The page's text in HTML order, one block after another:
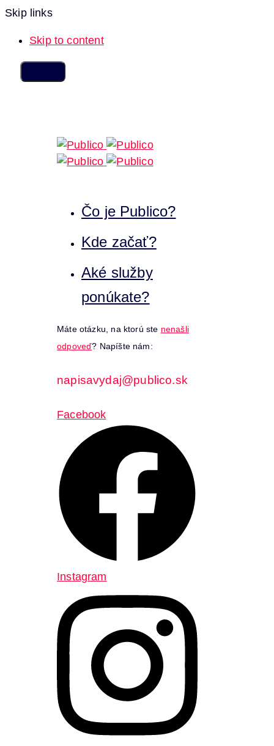
Skip links
Skip to content
Čo je Publico?
Kde začať?
Aké služby
ponúkate?
Máte otázku, na ktorú ste nenašli
odpoveď? Napíšte nám:
napisavydaj@publico.sk
Facebook
Instagram